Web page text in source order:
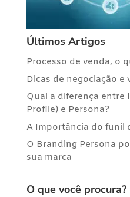
Últimos Artigos
Processo de venda, o
Dicas de negociação e
Qual a diferença entre
Profile) e Persona?
A Importância do funil
O Branding Persona
sua marca
O que você procura?